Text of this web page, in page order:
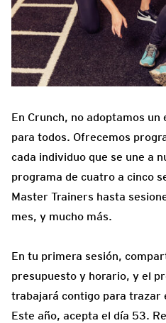
En Crunch, no adoptamos
para todos. Ofrecemos
cada individuo que se une a
programa de cuatro a cinco
Master Trainers hasta
mes, y mucho más.
En tu primera sesión,
presupuesto y horario, y el
trabajará contigo para trazar
Este año, acepta el día 53.